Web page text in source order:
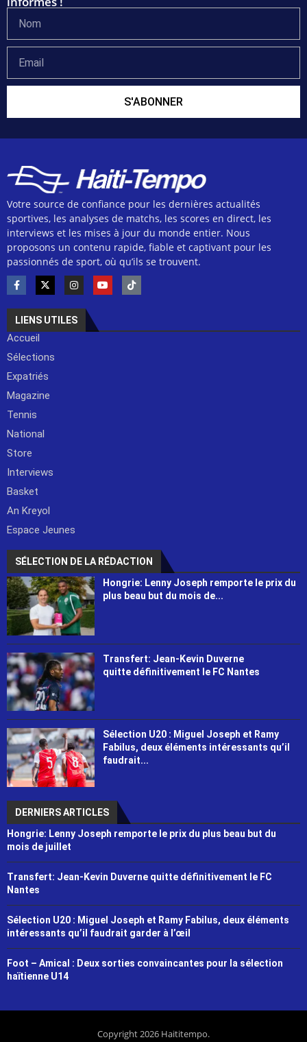
S'ABONNER
Votre source de confiance pour les dernières actualités
sportives, les analyses de matchs, les scores en direct, les
interviews et les mises à jour du monde entier. Nous
proposons un contenu rapide, fiable et captivant pour les
passionnés de sport, où qu’ils se trouvent.
LIENS UTILES
Accueil
Sélections
Expatriés
Magazine
Tennis
National
Store
Interviews
Basket
An Kreyol
Espace Jeunes
SÉLECTION DE LA RÉDACTION
Hongrie: Lenny Joseph remporte le prix du
plus beau but du mois de...
Transfert: Jean-Kevin Duverne
quitte définitivement le FC Nantes
Sélection U20 : Miguel Joseph et Ramy
Fabilus, deux éléments intéressants qu’il
faudrait...
DERNIERS ARTICLES
Hongrie: Lenny Joseph remporte le prix du plus beau but du
mois de juillet
Transfert: Jean-Kevin Duverne quitte définitivement le FC
Nantes
Sélection U20 : Miguel Joseph et Ramy Fabilus, deux éléments
intéressants qu’il faudrait garder à l’œil
Foot – Amical : Deux sorties convaincantes pour la sélection
haïtienne U14
Copyright 2026 Haititempo.